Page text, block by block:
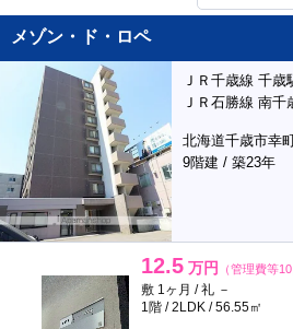
メゾン・ド・ロペ
ＪＲ千歳線 千歳
ＪＲ石勝線 南千
北海道千歳市幸
9階建 / 築23年
12.5 万円 （管理費等
敷 1ヶ月 / 礼 －
1階 / 2LDK / 56.55㎡